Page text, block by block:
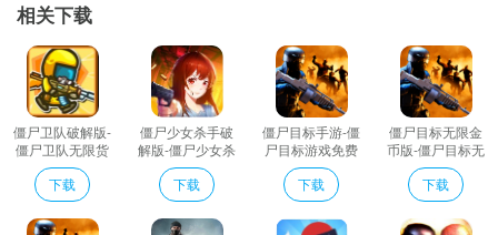
的冒险去向，一路上也还需要不断和僵尸战斗收集资源，玩法丰富。
是随机生成的公路旅行模拟游戏，你可以控制和管理一辆塞满了混蛋的汽车探
索城市，沿途招募怪人，互相争吵并面对庞大的僵尸群。游戏注重重玩价值，
所有东西都是随机生成的：地点、时间、幸存者的外貌和个性，每次游戏都有
一个不同的故事，设置在一个不那么严肃的世界里。
加拿大不归路破解版特色
年版
相关下载
僵尸卫队破解版-
僵尸卫队无限货
币版免费下载
v1.85
下载
僵尸少女杀手破
解版-僵尸少女杀
手无限金币版免
费下载v5.0.02
下载
僵尸目标手游-僵
尸目标游戏免费
下载v1.1.0安卓
版
下载
僵尸目标无限金
币版-僵尸目标无
限金条版免费下
载v1.1.0无限钞
票破解版
下载